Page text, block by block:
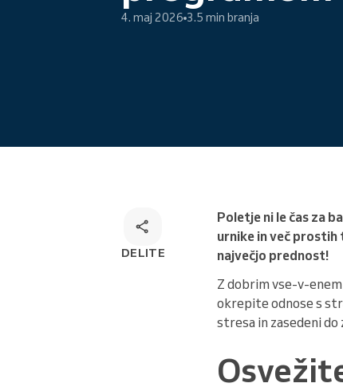
Omnichannel rešitev za
4. maj 2026 3.5 min branja
DELITE
Poletje ni le čas za
urnike in več
največjo prednost!
Z dobrim vse-v-
okrepite odnose s
stresa in zasedeni do